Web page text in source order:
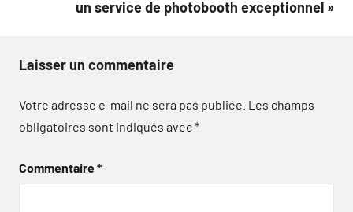
un service de photobooth exceptionnel »
Laisser un commentaire
Votre adresse e-mail ne sera pas publiée. Les champs
obligatoires sont indiqués avec*
Commentaire*